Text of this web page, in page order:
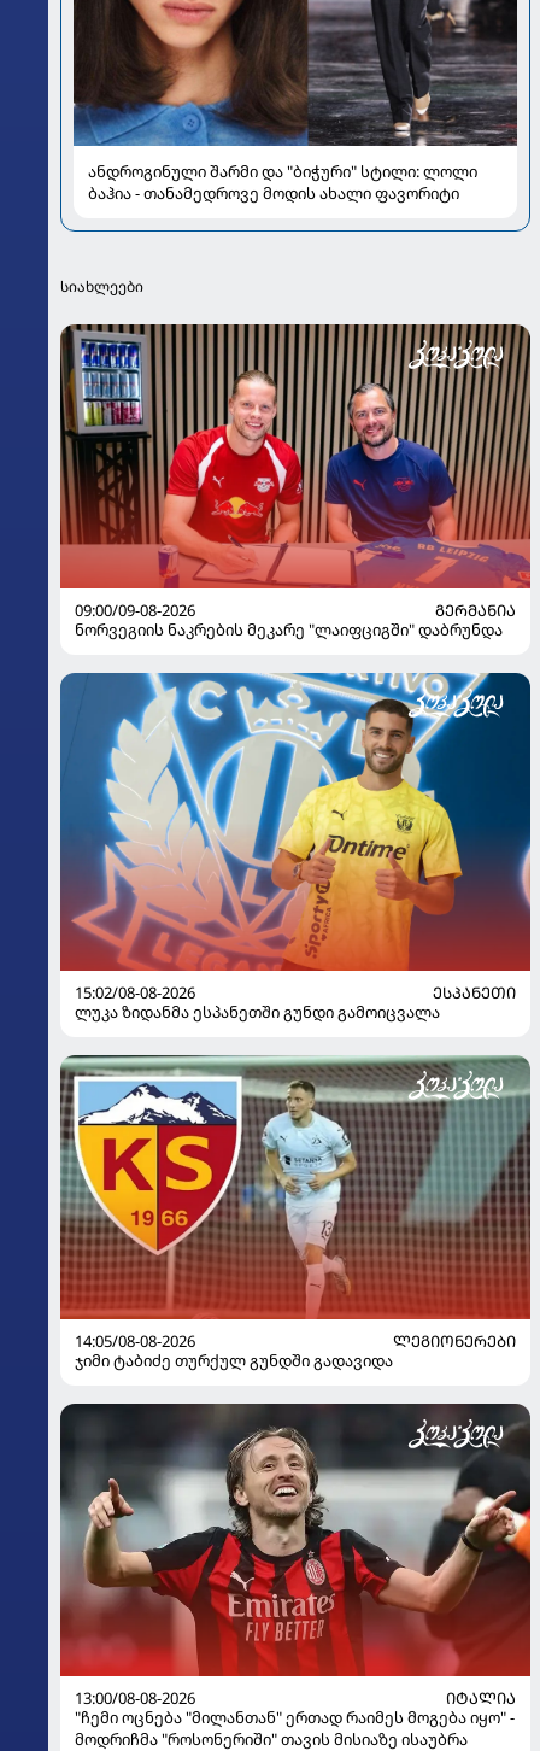
ანდროგინული შარმი და "ბიჭური" სტილი: ლოლი
ბაჰია - თანამედროვე მოდის ახალი ფავორიტი
სიახლეები
09:00/09-08-2026
ᲒᲔᲠᲛᲐᲜᲘᲐ
ნორვეგიის ნაკრების მეკარე "ლაიფციგში" დაბრუნდა
15:02/08-08-2026
ᲔᲡᲞᲐᲜᲔᲗᲘ
ლუკა ზიდანმა ესპანეთში გუნდი გამოიცვალა
14:05/08-08-2026
ᲚᲔᲒᲘᲝᲜᲔᲠᲔᲑᲘ
ჯიმი ტაბიძე თურქულ გუნდში გადავიდა
13:00/08-08-2026
ᲘᲢᲐᲚᲘᲐ
"ჩემი ოცნება "მილანთან" ერთად რაიმეს მოგება იყო" -
მოდრიჩმა "როსონერიში" თავის მისიაზე ისაუბრა